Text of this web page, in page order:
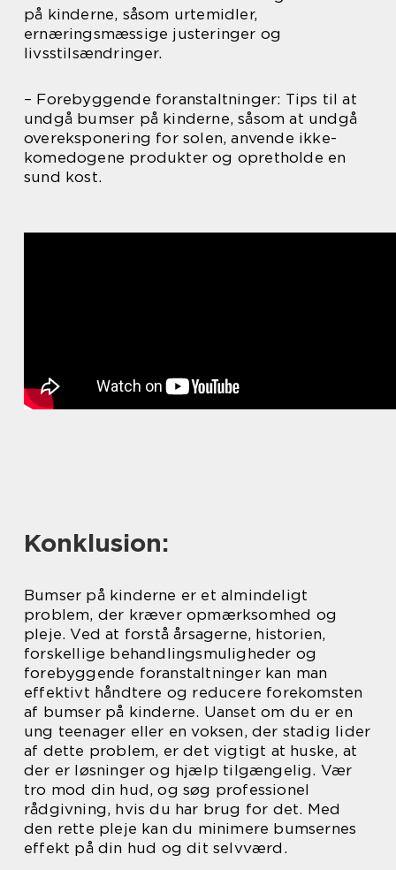
på kinderne, såsom urtemidler,
ernæringsmæssige justeringer og
livsstilsændringer.
– Forebyggende foranstaltninger: Tips til at
undgå bumser på kinderne, såsom at undgå
overeksponering for solen, anvende ikke-
komedogene produkter og opretholde en
sund kost.
Konklusion:
Bumser på kinderne er et almindeligt
problem, der kræver opmærksomhed og
pleje. Ved at forstå årsagerne, historien,
forskellige behandlingsmuligheder og
forebyggende foranstaltninger kan man
effektivt håndtere og reducere forekomsten
af bumser på kinderne. Uanset om du er en
ung teenager eller en voksen, der stadig lider
af dette problem, er det vigtigt at huske, at
der er løsninger og hjælp tilgængelig. Vær
tro mod din hud, og søg professionel
rådgivning, hvis du har brug for det. Med
den rette pleje kan du minimere bumsernes
effekt på din hud og dit selvværd.